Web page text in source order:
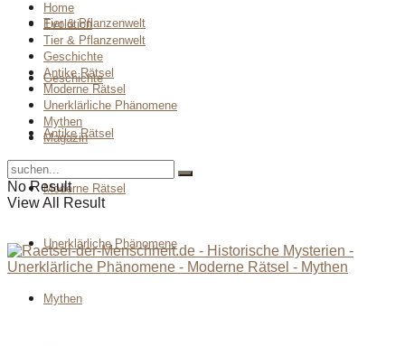
Tier & Pflanzenwelt
Geschichte
Antike Rätsel
Moderne Rätsel
Unerklärliche Phänomene
Mythen
Home
Evolution
Tier & Pflanzenwelt
Geschichte
Antike Rätsel
Moderne Rätsel
Unerklärliche Phänomene
Mythen
Magazin
No Result
View All Result